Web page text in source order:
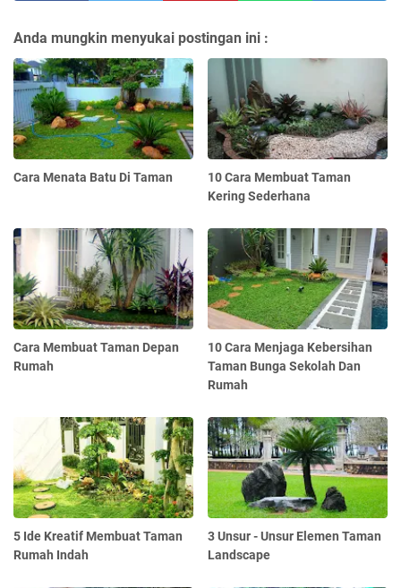
Anda mungkin menyukai postingan ini :
Cara Menata Batu Di Taman
10 Cara Membuat Taman
Kering Sederhana
Cara Membuat Taman Depan
Rumah
10 Cara Menjaga Kebersihan
Taman Bunga Sekolah Dan
Rumah
5 Ide Kreatif Membuat Taman
Rumah Indah
3 Unsur - Unsur Elemen Taman
Landscape